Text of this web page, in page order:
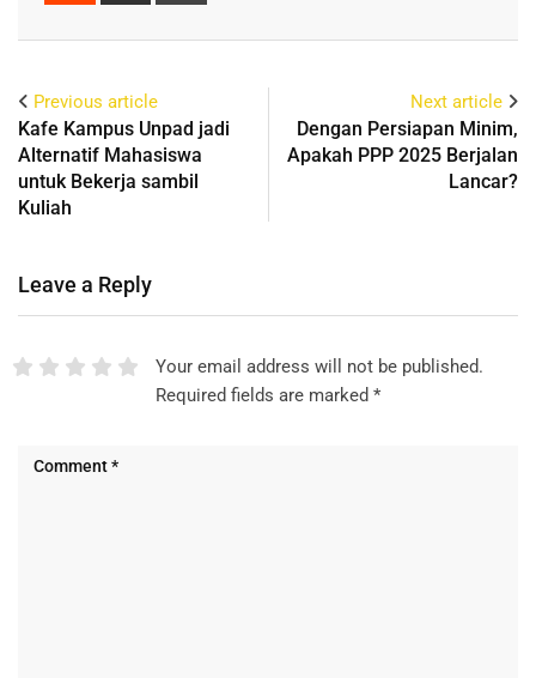
Previous article
Kafe Kampus Unpad jadi
Alternatif Mahasiswa
untuk Bekerja sambil
Kuliah
Next article
Dengan Persiapan Minim,
Apakah PPP 2025 Berjalan
Lancar?
Leave a Reply
Your email address will not be published.
Required fields are marked *